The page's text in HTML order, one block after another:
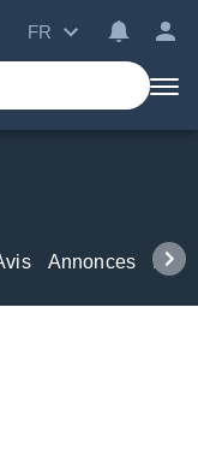
FR
Annonces